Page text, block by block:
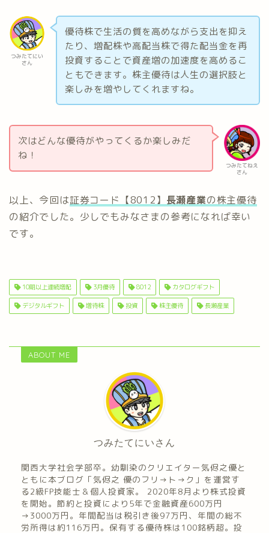
つみたてにい
さん
優待株で生活の質を高めながら支出を抑え
たり、増配株や高配当株で得た配当金を再
投資することで資産増の加速度を高めるこ
ともできます。株主優待は人生の選択肢と
楽しみを増やしてくれますね。
つみたてねえ
さん
次はどんな優待がやってくるか楽しみだ
ね！
以上、今回は証券コード【8012】 長瀬産業の株主優待
の紹介でした。少しでもみなさまの参考になれば幸い
です。
10期以上連続増配 3月優待 8012 カタログギフト
デジタルギフト 増待株 投資 株主優待 長瀬産業
ABOUT ME
つみたてにいさん
関西大学社会学部卒。幼馴染のクリエイター気侭之優と
ともに本ブログ「気侭之 優のフリ→ト→ク」を運営す
る2級FP技能士＆個人投資家。 2020年8月より株式投資
を開始。節約と投資により5年で金融資産600万円
→3000万円。年間配当は税引き後97万円、年間の総不
労所得は約116万円。保有する優待株は100銘柄超。投